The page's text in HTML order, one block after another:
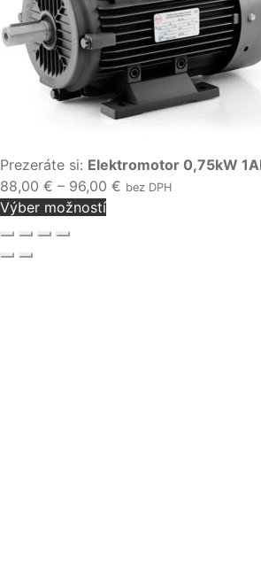
Prezeráte si: Elektromotor 0,75kW
88,00 € – 96,00 € Price
bez DPH
Výber možností